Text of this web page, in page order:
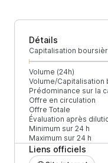
Détails
Capitalisation
Volume (24h)
Volume/Capitalisation
Prédominance sur la
Offre en circulation
Offre Totale
Évaluation après
Minimum sur 24 h
Maximum sur 24 h
Liens officiels